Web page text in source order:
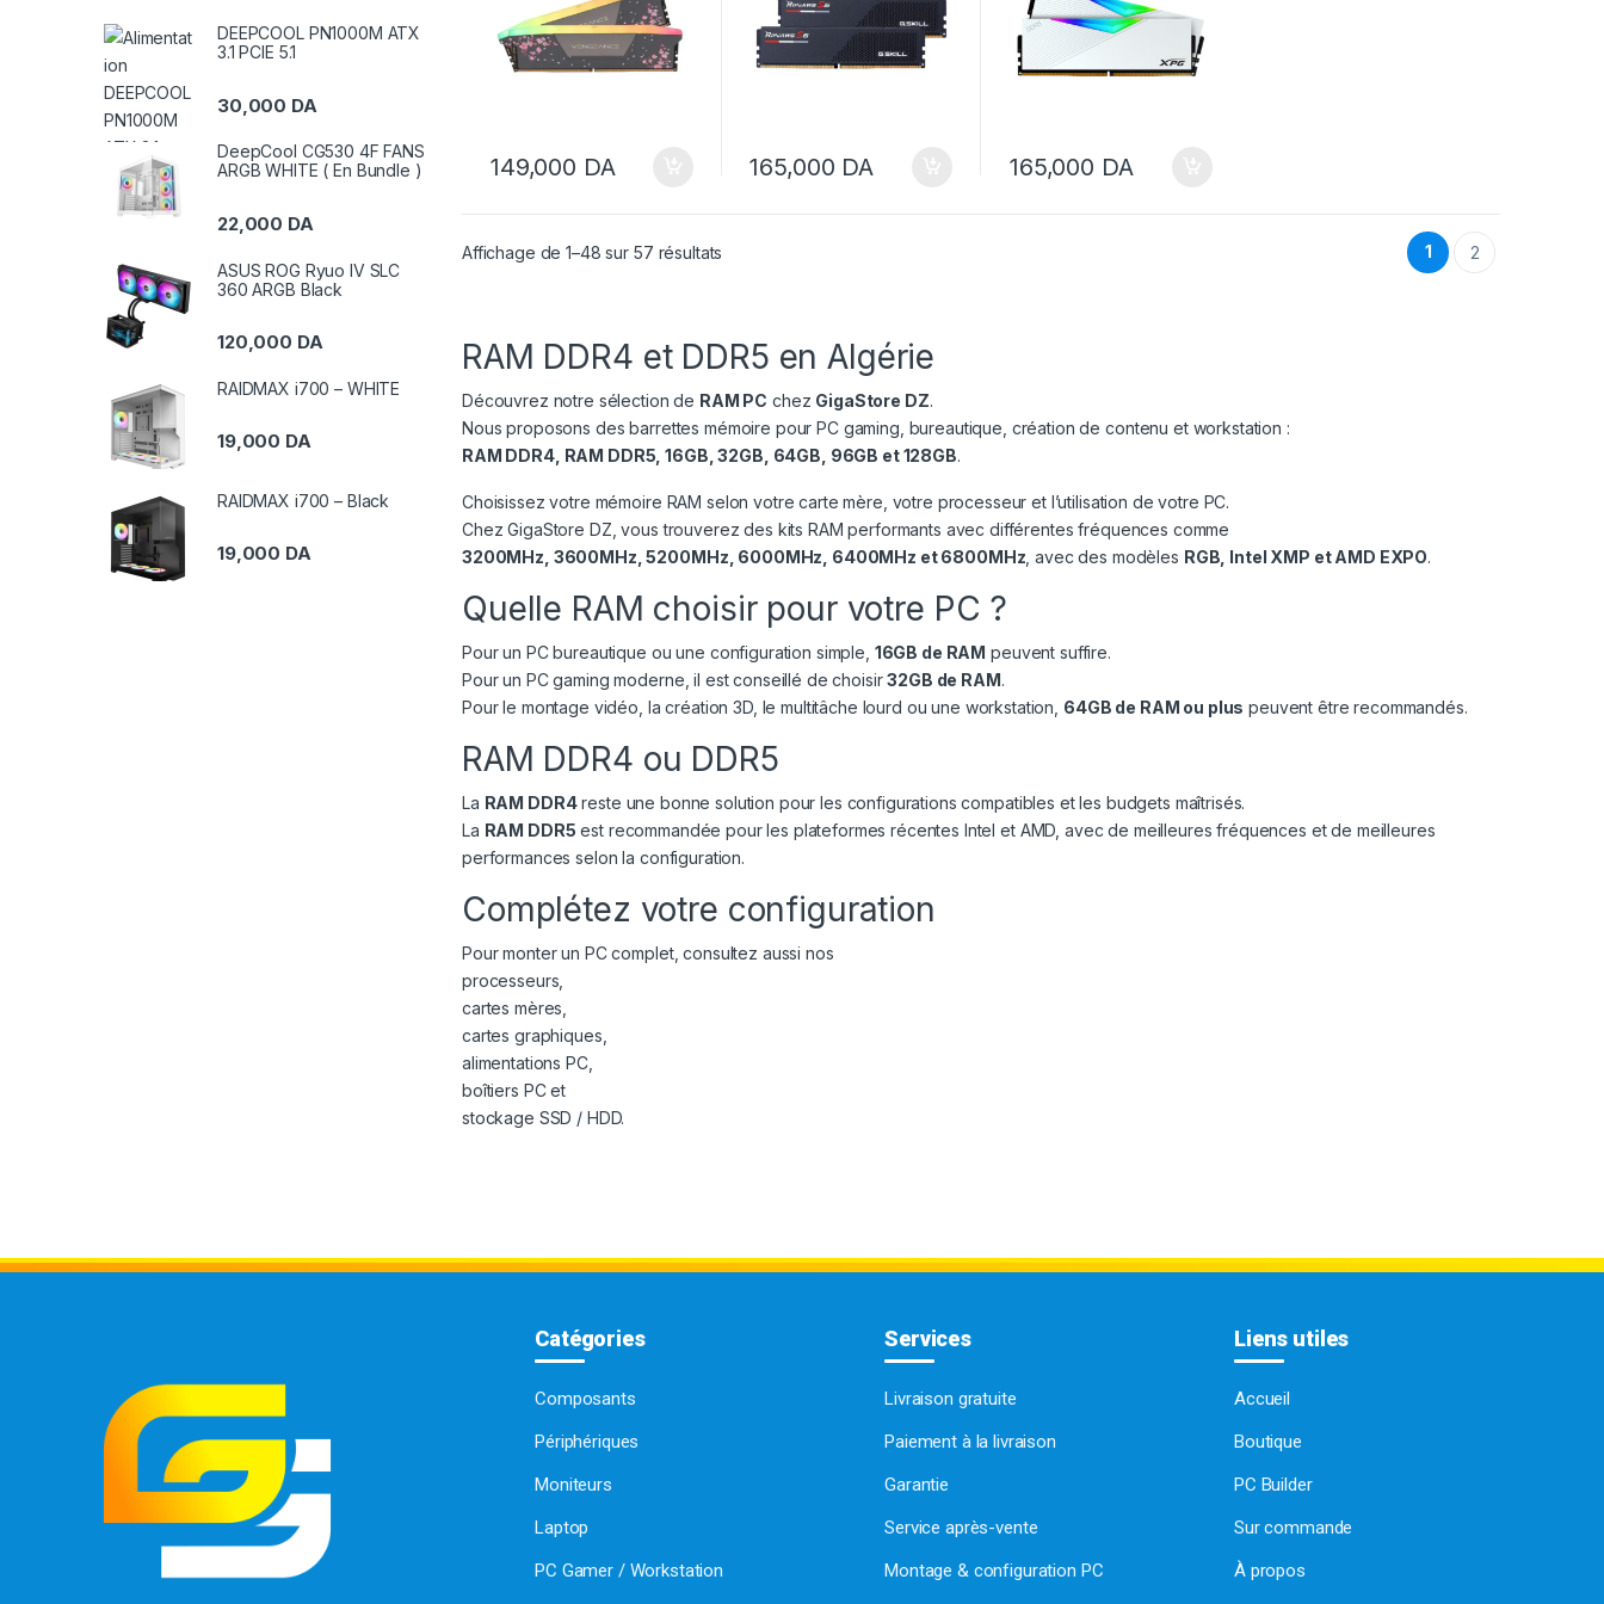
RAM DDR4 et DDR5 en Algérie
Découvrez notre sélection de RAM PC chez GigaStore DZ.
Nous proposons des barrettes mémoire pour PC gaming, bureautique, création de contenu et workstation :
RAM DDR4, RAM DDR5, 16GB, 32GB, 64GB, 96GB et 128GB.
Choisissez votre mémoire RAM selon votre carte mère, votre processeur et l’utilisation de votre PC.
Chez GigaStore DZ, vous trouverez des kits RAM performants avec différentes fréquences comme
3200MHz, 3600MHz, 5200MHz, 6000MHz, 6400MHz et 6800MHz , avec des modèles RGB, Intel XMP et AMD EXPO.
Quelle RAM choisir pour votre PC ?
Pour un PC bureautique ou une configuration simple, 16GB de RAM peuvent suffire.
Pour un PC gaming moderne, il est conseillé de choisir32GB de RAM.
Pour le montage vidéo, la création 3D, le multitâche lourd ou une workstation, 64GB de RAM ou plus peuvent être recommandés.
RAM DDR4 ou DDR5
La RAM DDR4reste une bonne solution pour les configurations compatibles et les budgets maîtrisés.
La RAM DDR5 est recommandée pour les plateformes récentes Intel et AMD, avec de meilleures fréquences et de meilleures
performances selon la configuration.
Complétez votre configuration
Pour monter un PC complet, consultez aussi nos
processeurs
cartes mères
cartes graphiques
alimentations PC,
boîtiers PCet
stockage SSD / HDD.
149,000 DA 165,000 DA 165,000 DA
Affichage de 1–48 sur 57 résultats 1 2
DEEPCOOL PN1000M ATX
3.1 PCIE 5.1
30,000 DA
DeepCool CG530 4F FANS
ARGB WHITE ( En Bundle )
22,000 DA
ASUS ROG Ryuo IV SLC
360 ARGB Black
120,000 DA
RAIDMAX i700 – WHITE
19,000 DA
RAIDMAX i700 – Black
19,000 DA
Catégories
Composants
Périphériques
Moniteurs
Laptop
PC Gamer / Workstation
Services
Livraison gratuite
Paiement à la livraison
Garantie
Service après-vente
Montage & configuration PC
Liens utiles
Accueil
Boutique
PC Builder
Sur commande
À propos